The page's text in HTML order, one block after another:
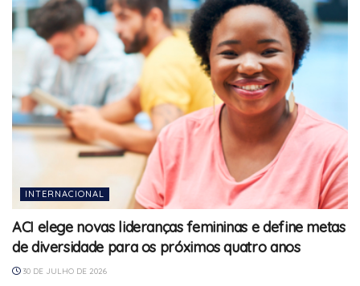
INTERNACIONAL
ACI elege novas lideranças femininas e define metas
de diversidade para os próximos quatro anos
30 DE JULHO DE 2026